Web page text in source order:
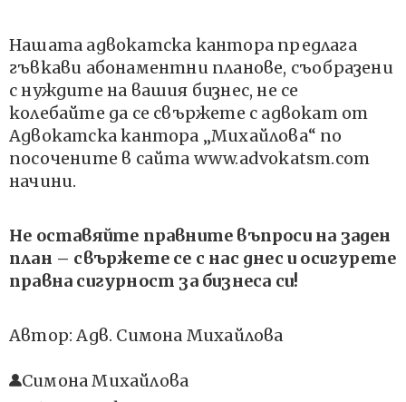
Нашата адвокатска кантора предлага
гъвкави абонаментни планове, съобразени
с нуждите на вашия бизнес, не се
колебайте да се свържете с адвокат от
Адвокатска кантора „Михайлова“ по
посочените в сайта www.advokatsm.com
начини.
Не оставяйте правните въпроси на заден
план – свържете се с нас днес и осигурете
правна сигурност за бизнеса си!
Автор: Адв. Симона Михайлова
Симона Михайлова